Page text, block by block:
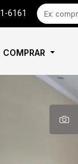
6161
COMPRAR